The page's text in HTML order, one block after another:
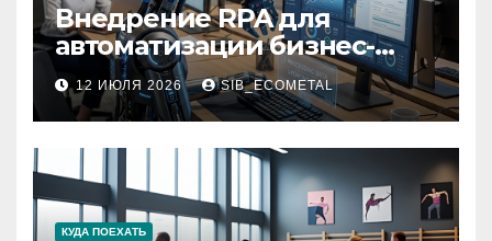
Внедрение RPA для
автоматизации бизнес-
процессов
12 ИЮЛЯ 2026 SIB_ECOMETAL
КУДА ПОЕХАТЬ